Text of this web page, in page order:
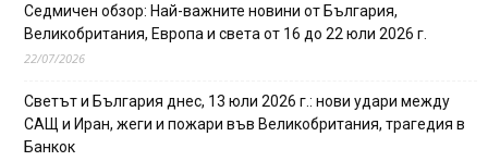
Седмичен обзор: Най-важните новини от България,
Великобритания, Европа и света от 16 до 22 юли 2026 г.
22/07/2026
Светът и България днес, 13 юли 2026 г.: нови удари между
САЩ и Иран, жеги и пожари във Великобритания, трагедия в
Банкок